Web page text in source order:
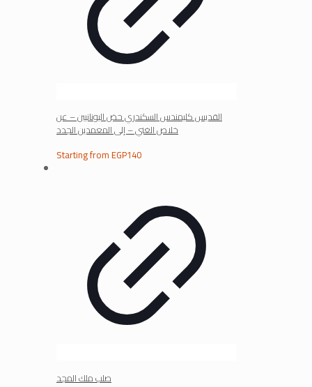
القديس كليمندس السكندري حض اليونانيين – عن
خلاص الغني – إلى المعمدين الجدد
Starting fromEGP140
صلب ملك المجد